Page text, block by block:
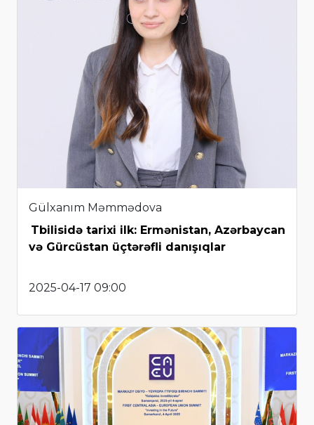
Gülxanım Məmmədova
Tbilisidə tarixi ilk: Ermənistan, Azərbaycan
və Gürcüstan üçtərəfli danışıqlar
2025-04-17 09:00